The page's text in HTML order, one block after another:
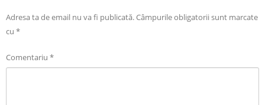
Adresa ta de email nu va fi publicată.Câmpurile obligatorii sunt marcate
cu *
Comentariu *